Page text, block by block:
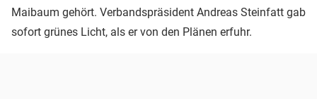
Maibaum gehört. Verbandspräsident Andreas Steinfatt gab
sofort grünes Licht, als er von den Plänen erfuhr.